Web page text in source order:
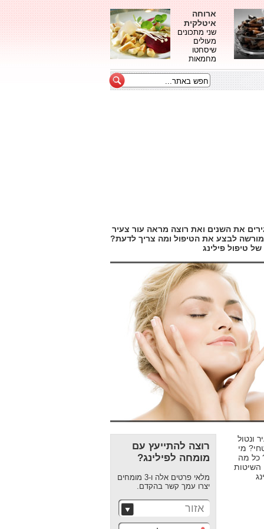
ארוחה
איטלקית
שני מתכונים
מעולים
שיסחטו
מחמאות
את השנים ואת רוצה מראה עור צעיר
מורשה לבצע את הטיפול ומה צריך לדעת?
טיפול פילינג
רוצה להתייעץ עם
מומחה לפילינג?
מלאי פרטים אלה ו-3 מומחים
יצרו עמך קשר בהקדם.
אזור
ונטול
מי
כל מה
השיטות